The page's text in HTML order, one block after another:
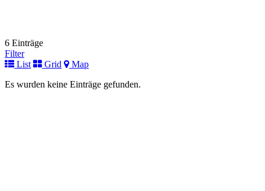
6 Einträge
Filter
List
Grid
Map
Es wurden keine Einträge gefunden.